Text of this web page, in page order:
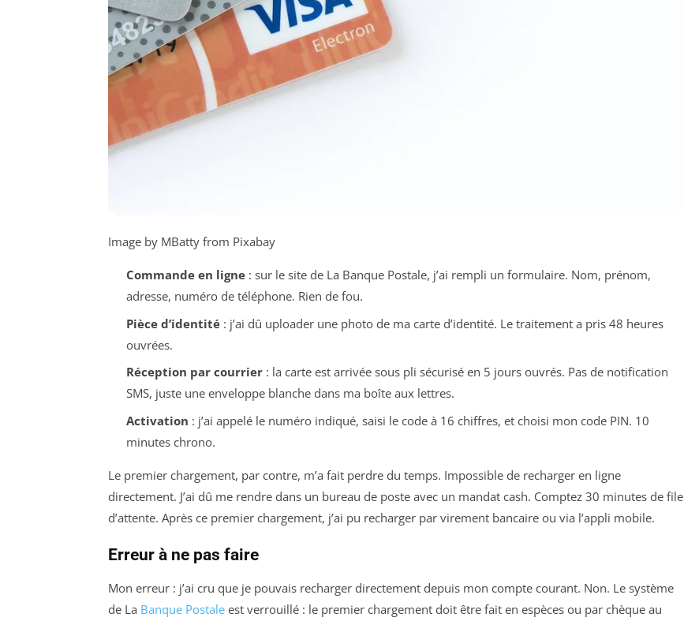
Image by MBatty from Pixabay
Commande en ligne: sur le site de La Banque Postale, j’ai rempli un formulaire. Nom, prénom,
adresse, numéro de téléphone. Rien de fou.
Pièce d’identité: j’ai dû uploader une photo de ma carte d’identité. Le traitement a pris 48 heures
ouvrées.
Réception par courrier: la carte est arrivée sous pli sécurisé en 5 jours ouvrés. Pas de notification
SMS, juste une enveloppe blanche dans ma boîte aux lettres.
Activation : j’ai appelé le numéro indiqué, saisi le code à 16 chiffres, et choisi mon code PIN. 10
minutes chrono.
Le premier chargement, par contre, m’a fait perdre du temps. Impossible de recharger en ligne
directement. J’ai dû me rendre dans un bureau de poste avec un mandat cash. Comptez 30 minutes de file
d’attente. Après ce premier chargement, j’ai pu recharger par virement bancaire ou via l’appli mobile.
Erreur à ne pas faire
Mon erreur : j’ai cru que je pouvais recharger directement depuis mon compte courant. Non. Le système
de La Banque Postale est verrouillé : le premier chargement doit être fait en espèces ou par chèque au